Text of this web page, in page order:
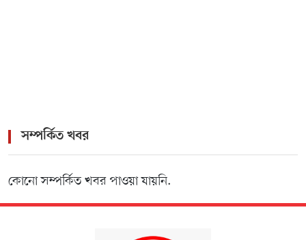
সম্পর্কিত খবর
কোনো সম্পর্কিত খবর পাওয়া যায়নি.